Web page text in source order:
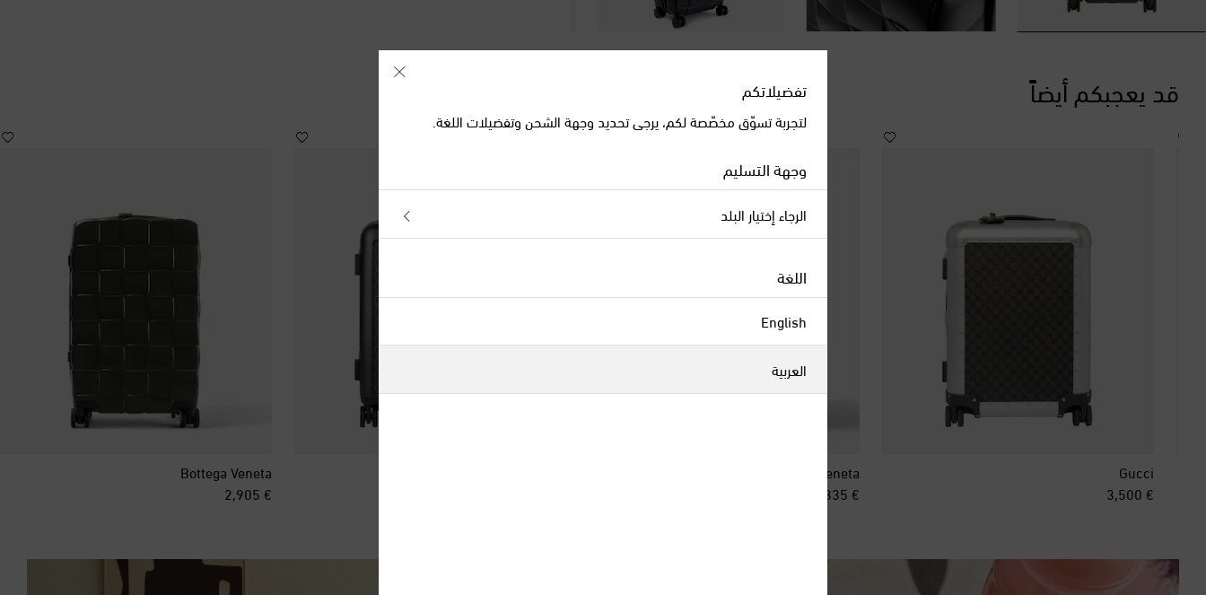
قد يعجبكم أيضاً
Bottega Veneta
€ 2,905
original price
Bottega Veneta
€ 3,335
original price
Gucci
€ 3,500
original price
تفضيلاتكم
لتجربة تسوّق مخصّصة لكم، يرجى تحديد وجهة الشحن وتفضيلات اللغة.
وجهة التسليم
الرجاء إختيار البلد
اللغة
English
العربية
أذربيجان